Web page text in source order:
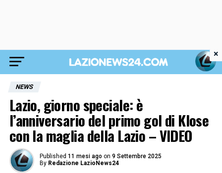
NEWS
Lazio, giorno speciale: è
l’anniversario del primo gol di Klose
con la maglia della Lazio – VIDEO
Published 11 mesi ago on 9 Settembre 2025
By Redazione LazioNews24
×